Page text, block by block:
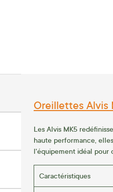
Oreillettes Alvis
Les Alvis MK5
haute performance,
l'équipement idéal pour
Caractéristiques